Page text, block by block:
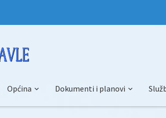
Općina Dokumenti i planovi